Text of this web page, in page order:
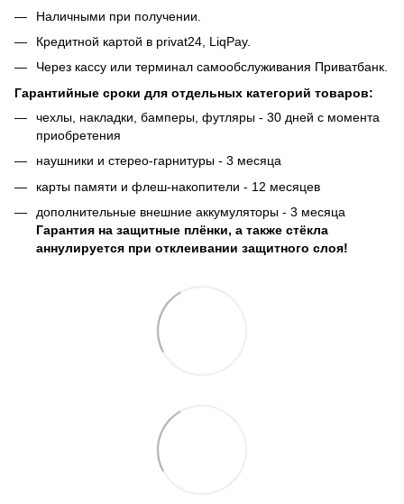
Наличными при получении.
Кредитной картой в privat24, LiqPay.
Через кассу или терминал самообслуживания Приватбанк.
Гарантийные сроки для отдельных категорий товаров:
чехлы, накладки, бамперы, футляры - 30 дней с момента
приобретения
наушники и стерео-гарнитуры - 3 месяца
карты памяти и флеш-накопители - 12 месяцев
дополнительные внешние аккумуляторы - 3 месяца
Гарантия на защитные плёнки, а также стёкла
аннулируется при отклеивании защитного слоя!